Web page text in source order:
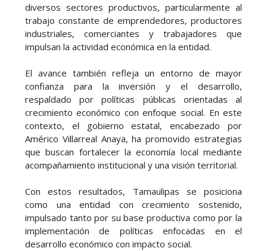
diversos sectores productivos, particularmente al
trabajo constante de emprendedores, productores
industriales, comerciantes y trabajadores que
impulsan la actividad económica en la entidad.
El avance también refleja un entorno de mayor
confianza para la inversión y el desarrollo,
respaldado por políticas públicas orientadas al
crecimiento económico con enfoque social. En este
contexto, el gobierno estatal, encabezado por
Américo Villarreal Anaya, ha promovido estrategias
que buscan fortalecer la economía local mediante
acompañamiento institucional y una visión territorial.
Con estos resultados, Tamaulipas se posiciona
como una entidad con crecimiento sostenido,
impulsado tanto por su base productiva como por la
implementación de políticas enfocadas en el
desarrollo económico con impacto social.